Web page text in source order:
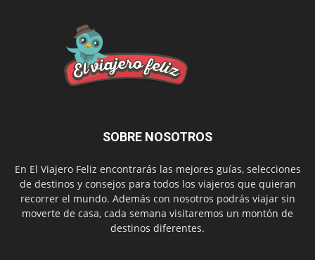
SOBRE NOSOTROS
En El Viajero Feliz encontrarás las mejores guías, selecciones
de destinos y consejos para todos los viajeros que quieran
recorrer el mundo. Además con nosotros podrás viajar sin
moverte de casa, cada semana visitaremos un montón de
destinos diferentes.